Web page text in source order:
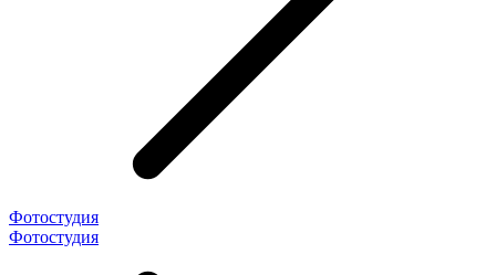
Фотостудия
Фотостудия